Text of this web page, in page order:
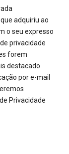
adquiriu ao
o seu expresso
privacidade
forem
destacado
por e-mail
Privacidade